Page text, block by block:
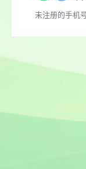
未注册的手机